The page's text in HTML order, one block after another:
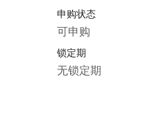
申购状态
可申购
锁定期
无锁定期